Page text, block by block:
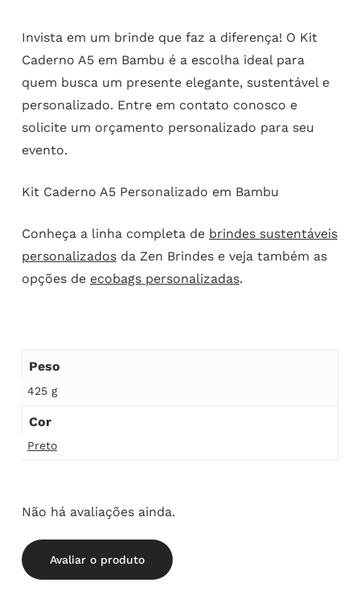
Invista em um brinde que faz a diferença! O Kit
Caderno A5 em Bambu é a escolha ideal para
quem busca um presente elegante, sustentável e
personalizado. Entre em contato conosco e
solicite um orçamento personalizado para seu
evento.
Kit Caderno A5 Personalizado em Bambu
Conheça a linha completa de brindes sustentáveis
personalizadosda Zen Brindes e veja também as
opções de ecobags personalizadas.
Peso
425 g
Cor
Preto
Não há avaliações ainda.
Avaliar o produto